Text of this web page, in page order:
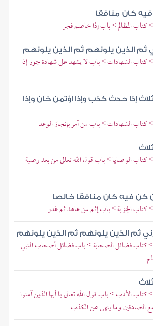
كان منافقا
المظالم > باب إذا خاصم فجر
ثم الذين يلونهم ثم الذين يلونهم
الشهادات > باب لا يشهد على شهادة جور إذا
إذا حدث كذب وإذا اؤتمن خان وإذا
الشهادات > باب من أمر بإنجاز الوعد
الوصايا > باب قول الله تعالى من بعد وصية
كن فيه كان منافقا خالصا
الجزية > باب إثم من عاهد ثم غدر
ثم الذين يلونهم ثم الذين يلونهم
فضائل الصحابة > باب فضائل أصحاب النبي
الأدب > باب قول الله تعالى يا أيها الذين آمنوا
مع الصادقين وما ينهى عن الكذب